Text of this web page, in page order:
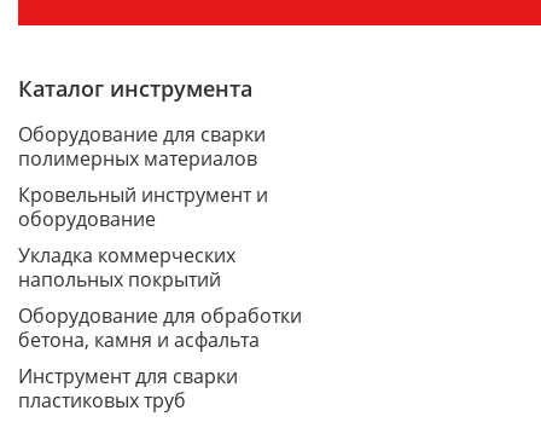
Каталог инструмента
Оборудование для сварки
полимерных материалов
Кровельный инструмент и
оборудование
Укладка коммерческих
напольных покрытий
Оборудование для обработки
бетона, камня и асфальта
Инструмент для сварки
пластиковых труб